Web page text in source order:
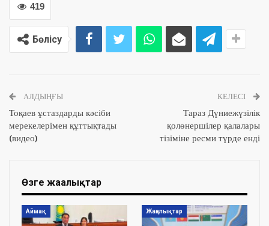
419
Бөлісу
АЛДЫҢҒЫ
Тоқаев ұстаздарды кәсіби
мерекелерімен құттықтады
(видео)
КЕЛЕСІ
Тараз Дүниежүзілік
қолөнершілер қалалары
тізіміне ресми түрде енді
Өзге жаңалықтар
Аймақ Жаңалықтар